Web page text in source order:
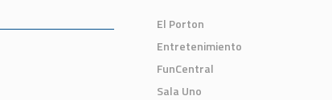
El Porton
Entretenimiento
FunCentral
Sala Uno